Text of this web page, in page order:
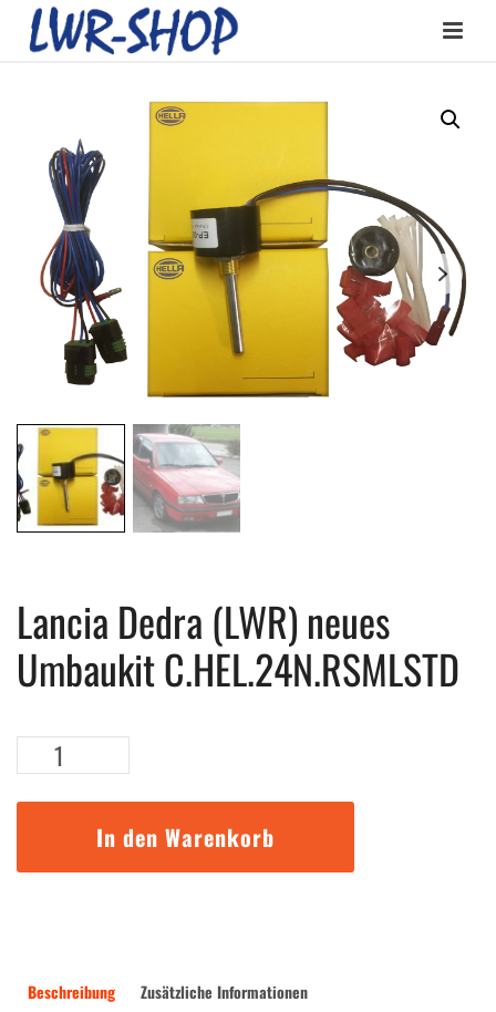
Lancia Dedra (LWR) neues
Umbaukit C.HEL.24N.RSMLSTD
Dedra
(LWR)
C.HEL.24N.RSMLSTD
In den Warenkorb
Beschreibung Zusätzliche Informationen